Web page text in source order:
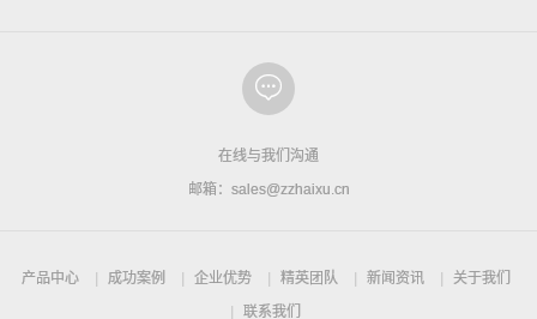
在线与我们沟通
邮箱：sales@zzhaixu.cn
产品中心 成功案例 企业优势 精英团队 新闻资讯
关于我们
联系我们